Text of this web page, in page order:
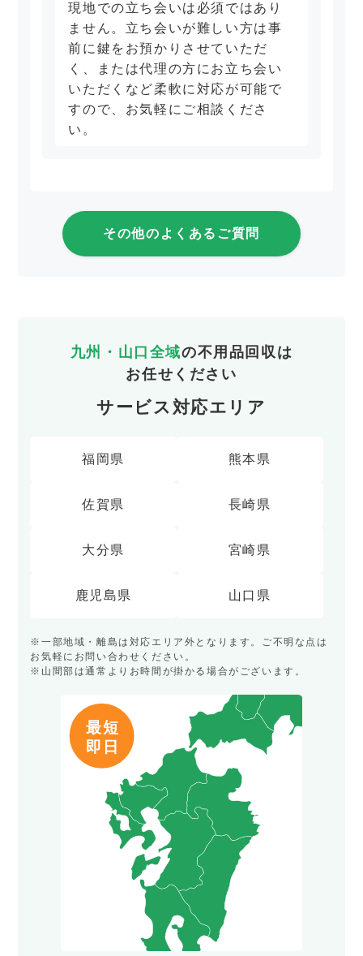
現地での立ち会いは必須ではあり
ません。立ち会いが難しい方は事
前に鍵をお預かりさせていただ
く、または代理の方にお立ち会い
いただくなど柔軟に対応が可能で
すので、お気軽にご相談くださ
い。
その他のよくあるご質問
九州・山口全域の不用品回収は
お任せください
サービス対応エリア
福岡県 熊本県
佐賀県 長崎県
大分県 宮崎県
鹿児島県 山口県
※一部地域・離島は対応エリア外となります。ご不明な点は
お気軽にお問い合わせください。
※山間部は通常よりお時間が掛かる場合がございます。